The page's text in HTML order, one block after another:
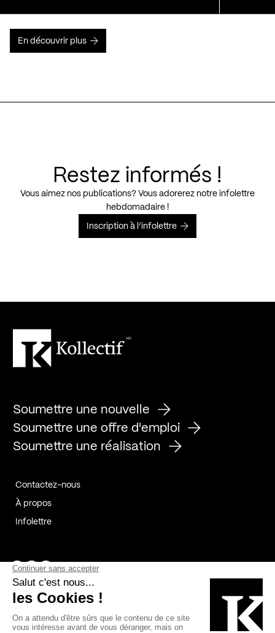
En découvrir plus
Restez informés !
Vous aimez nos publications? Vous adorerez notre infolettre
hebdomadaire !
Inscription à l’infolettre
Soumettre une nouvelle
Soumettre une offre d'emploi
Soumettre une réalisation
Contactez-nous
À propos
Infolettre
Page Facebook de Kollectif
Page Instagram de Kollectif
Page Linkedin de Kollectif